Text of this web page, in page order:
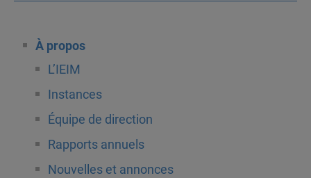
À propos
L’IEIM
Instances
Équipe de direction
Rapports annuels
Nouvelles et annonces